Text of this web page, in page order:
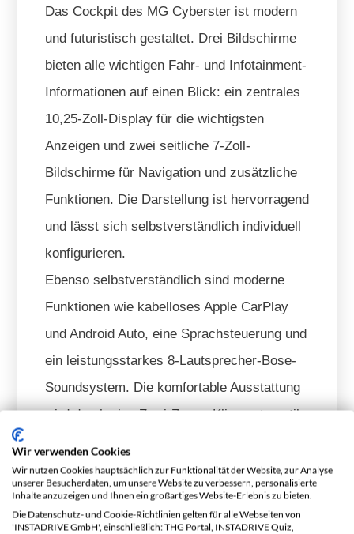
Das Cockpit des MG Cyberster ist modern
und futuristisch gestaltet. Drei Bildschirme
bieten alle wichtigen Fahr- und Infotainment-
Informationen auf einen Blick: ein zentrales
10,25-Zoll-Display für die wichtigsten
Anzeigen und zwei seitliche 7-Zoll-
Bildschirme für Navigation und zusätzliche
Funktionen. Die Darstellung ist hervorragend
und lässt sich selbstverständlich individuell
konfigurieren.
Ebenso selbstverständlich sind moderne
Funktionen wie kabelloses Apple CarPlay
und Android Auto, eine Sprachsteuerung und
ein leistungsstarkes 8-Lautsprecher-Bose-
Soundsystem. Die komfortable Ausstattung
wird durch eine Zwei-Zonen-Klimaautomatik
MG Cyberster Fahrverhalten
Wir verwenden Cookies
Wir nutzen Cookies hauptsächlich zur Funktionalität der Website, zur Analyse
unserer Besucherdaten, um unsere Website zu verbessern, personalisierte
Inhalte anzuzeigen und Ihnen ein großartiges Website-Erlebnis zu bieten.
Die Datenschutz- und Cookie-Richtlinien gelten für alle Webseiten von
'INSTADRIVE GmbH', einschließlich: THG Portal, INSTADRIVE Quiz,